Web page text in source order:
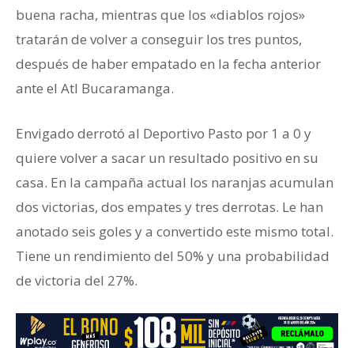
buena racha, mientras que los «diablos rojos»
tratarán de volver a conseguir los tres puntos,
después de haber empatado en la fecha anterior
ante el Atl Bucaramanga.
Envigado derrotó al Deportivo Pasto por 1 a 0 y
quiere volver a sacar un resultado positivo en su
casa. En la campaña actual los naranjas acumulan
dos victorias, dos empates y tres derrotas. Le han
anotado seis goles y a convertido este mismo total.
Tiene un rendimiento del 50% y una probabilidad
de victoria del 27%.